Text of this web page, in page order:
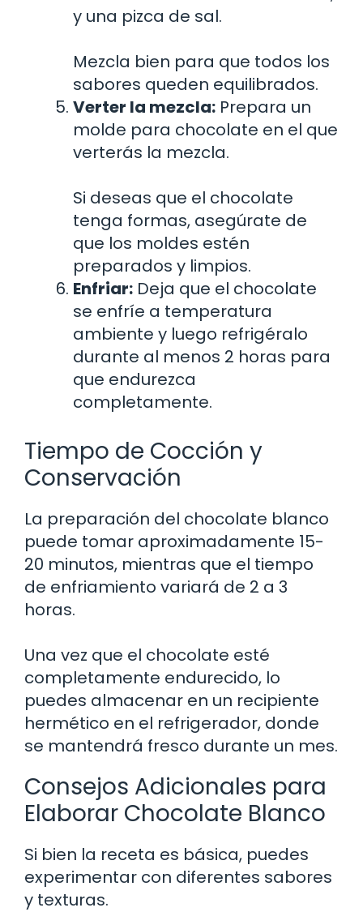
y una pizca de sal.
Mezcla bien para que todos los
sabores queden equilibrados.
Verter la mezcla: Prepara un
molde para chocolate en el que
verterás la mezcla.
Si deseas que el chocolate
tenga formas, asegúrate de
que los moldes estén
preparados y limpios.
Enfriar: Deja que el chocolate
se enfríe a temperatura
ambiente y luego refrigéralo
durante al menos 2 horas para
que endurezca
completamente.
Tiempo de Cocción y
Conservación
La preparación del chocolate blanco
puede tomar aproximadamente 15-
20 minutos, mientras que el tiempo
de enfriamiento variará de 2 a 3
horas.
Una vez que el chocolate esté
completamente endurecido, lo
puedes almacenar en un recipiente
hermético en el refrigerador, donde
se mantendrá fresco durante un mes.
Consejos Adicionales para
Elaborar Chocolate Blanco
Si bien la receta es básica, puedes
experimentar con diferentes sabores
y texturas.